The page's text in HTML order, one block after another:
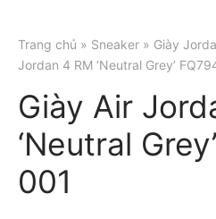
Trang chủ » Sneaker » Giày
Jordan 4 RM ‘Neutral Grey’
Giày Air
‘Neutral
001